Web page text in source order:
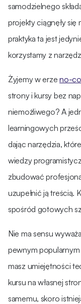
samodzielnego
projekty ciągnęły się
praktyka ta jest
korzystamy z
Żyjemy w erzeno-
strony i kursy bez
niemożliwego? A
learningowych
dając narzędzia,
wiedzy
zbudować
uzupełnić ją treścią.
spośród gotowych
Nie ma sensu
pewnym
masz umiejętności
kursu na własnej
samemu, skoro